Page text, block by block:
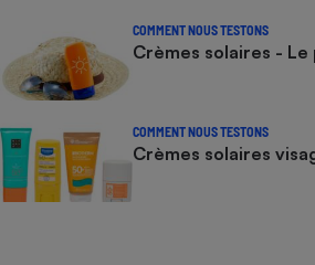
COMMENT NOUS TESTONS
Crèmes solaires -
COMMENT NOUS TESTONS
Crèmes solaires